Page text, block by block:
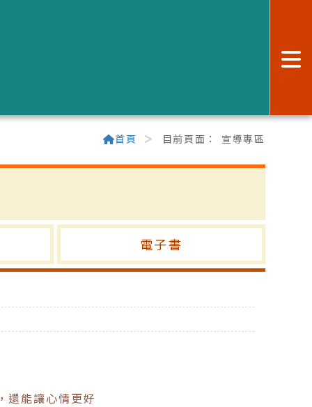
首頁 目前頁面： 宣導專區
電子書
還能讓心情更好